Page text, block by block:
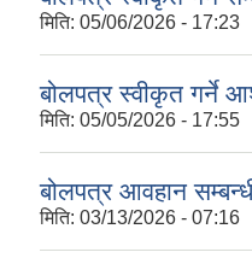
मिति: 05/06/2026 - 17:23
बोलपत्र स्वीकृत गर्ने
मिति: 05/05/2026 - 17:55
बोलपत्र आवहान
मिति: 03/13/2026 - 07:16